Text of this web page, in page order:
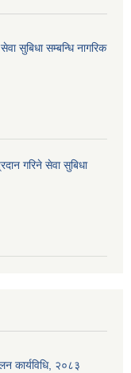
सुबिधा सम्बन्धि नागरिक
गरिने सेवा सुबिधा
कार्यविधि, २०८३